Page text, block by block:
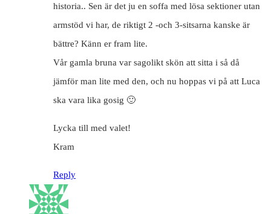
historia.. Sen är det ju en soffa med lösa sektioner utan
armstöd vi har, de riktigt 2 -och 3-sitsarna kanske är
bättre? Känn er fram lite.
Vår gamla bruna var sagolikt skön att sitta i så då
jämför man lite med den, och nu hoppas vi på att Luca
ska vara lika gosig 🙂
Lycka till med valet!
Kram
Reply